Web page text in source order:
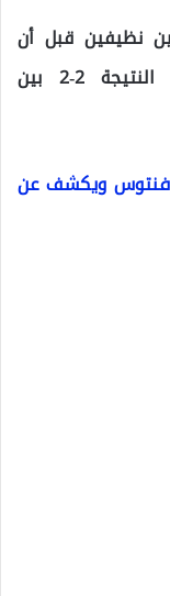
نظيفين قبل أن
تعود صربيا وتسجل مثلهما لتصبح النتيجة 2-2 بين
ويكشف عن